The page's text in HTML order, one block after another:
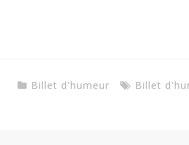
Billet d'humeur Billet